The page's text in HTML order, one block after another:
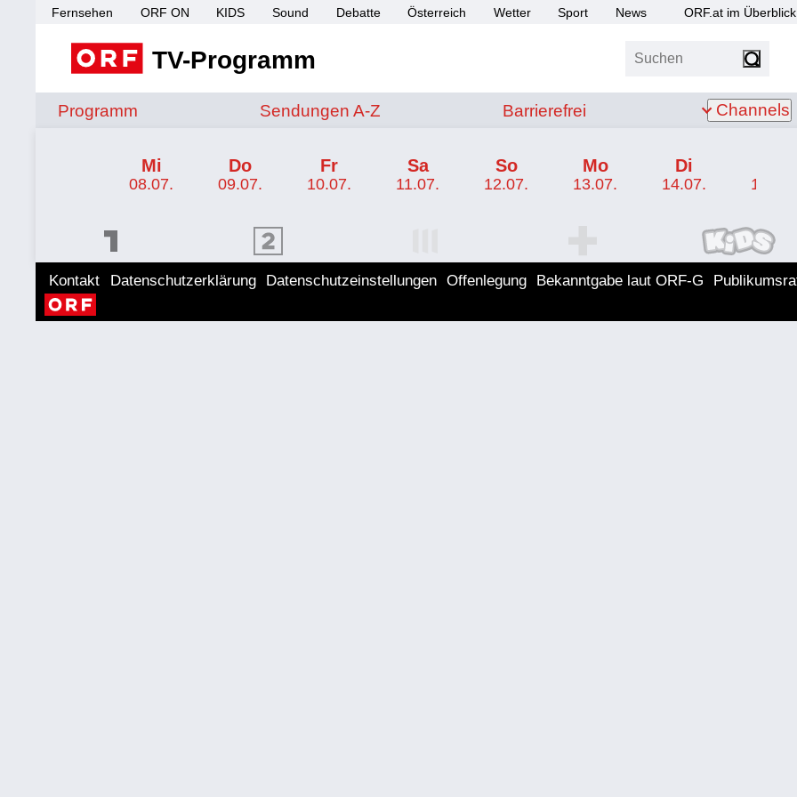
Fernsehen ORF ON KIDS Sound Debatte Österreich Wetter Sport News ORF.at im Überblick
TV-Programm Suchen
Programm Sendungen von A bis Z
Sendungen A-Z Barrierefrei
Barrierefrei Channels
Mi
08.07.
Do
09.07.
Fr
10.07.
Sa
11.07.
So
12.07.
Mo
13.07.
Di
14.07. 15.07.
ORF 2 Programm ORF KIDS Programm
Kontakt Datenschutzerklärung Datenschutzeinstellungen Offenlegung Bekanntgabe laut ORF-G